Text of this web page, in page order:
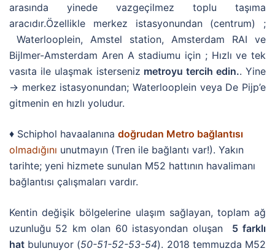
arasında yinede vazgeçilmez toplu taşıma
aracıdır.Özellikle merkez istasyonundan (centrum) ;
Waterlooplein, Amstel station, Amsterdam RAI ve
Bijlmer-Amsterdam Aren A stadiumu için ; Hızlı ve tek
vasıta ile ulaşmak isterseniz metroyu tercih edin.. Yine
→ merkez istasyonundan; Waterlooplein veya De Pijp’e
gitmenin en hızlı yoludur.
♦ Schiphol havaalanına doğrudan Metro bağlantısı
olmadığını unutmayın (Tren ile bağlantı var!). Yakın
tarihte; yeni hizmete sunulan M52 hattının havalimanı
bağlantısı çalışmaları vardır.
Kentin değişik bölgelerine ulaşım sağlayan, toplam ağ
uzunluğu 52 km olan 60 istasyondan oluşan 5 farklı
hat bulunuyor (50-51-52-53-54). 2018 temmuzda M52